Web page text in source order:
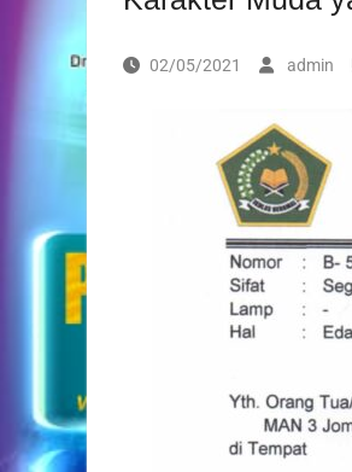
02/05/2021 admin